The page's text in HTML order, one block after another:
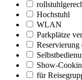
Hochstuhl
WLAN
Parkplätze
Reservierung
Show-
für